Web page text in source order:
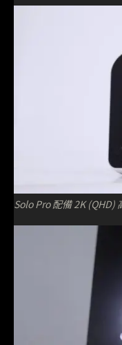
Solo Pro 配備 2K (QHD)